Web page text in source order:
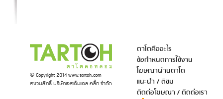
© Copyright 2014 www.tartoh.com
สงวนสิทธิ์ บริษัทเอสเอ็มแอล คลิ๊ก จำกัด
ตาโตคืออะไร
ข้อกำหนดการใช้งาน
โฆษณาผ่านตาโต
แนะนำ / ติชม
ติดต่อโฆษณา / ติดต่อเรา